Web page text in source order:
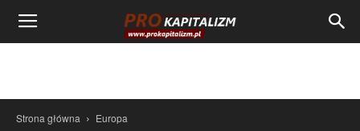
Strona główna Europa